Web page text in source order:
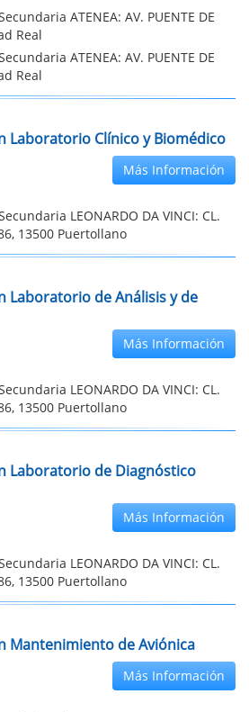
ATENEA: AV. PUENTE DE
Real
ATENEA: AV. PUENTE DE
Real
Laboratorio Clínico y Biomédico
Más Información
LEONARDO DA VINCI: CL.
13500 Puertollano
Laboratorio de Análisis y de
Más Información
LEONARDO DA VINCI: CL.
13500 Puertollano
Laboratorio de Diagnóstico
Más Información
LEONARDO DA VINCI: CL.
13500 Puertollano
Mantenimiento de Aviónica
Más Información